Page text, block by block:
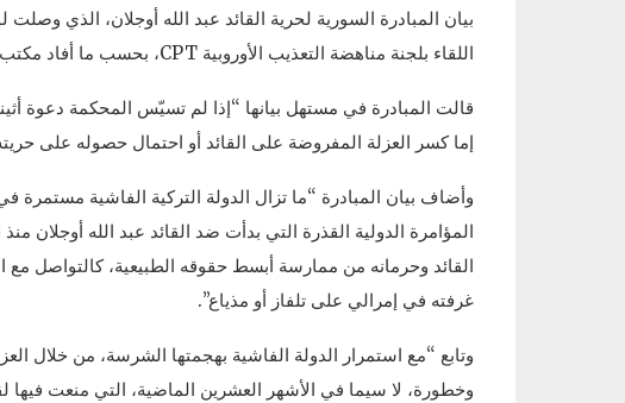
بيان المبادرة السورية لحرية القائد عبد الله أوجلان، الذي وصلت
اللقاء بلجنة مناهضة التعذيب الأوروبية CPT، بحسب ما أفاد مكتب العصر الحقوقي.
قالت المبادرة في مستهل بيانها “إذا لم تسيّس المحكمة دعوة
إما كسر العزلة المفروضة على القائد أو احتمال حصوله على
وأضاف بيان المبادرة “ما تزال الدولة التركية الفاشية مستمرة
القائد وحرمانه من ممارسة أبسط حقوقه الطبيعية، كالتواصل مع
غرفته في إمرالي على تلفاز أو مذياع”.
وتابع “مع استمرار الدولة الفاشية بهجمتها الشرسة، من خلال
وخطورة، لا سيما في الأشهر العشرين الماضية، التي منعت فيها